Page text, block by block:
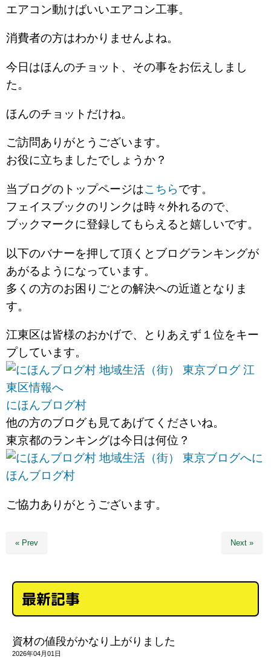
エアコン動けばいいエアコン工事。
消費者の方はわかりませんよね。
今日はほんのチョット、その事をお伝えしまし
た。
ほんのチョットだけね。
ご訪問ありがとうございます。
お役に立ちましたでしょうか？
当ブログのトップページはこちらです。
フェイスブックのリンクは時々外れるので、
ブックマークに登録してもらえると嬉しいです。
以下のバナーを押して頂くとブログランキングが
あがるようになっています。
多くの方のお困りごとの解決への近道となりま
す。
江東区は皆様のおかげで、とりあえず１位をキー
プしています。
にほんブログ村
他の方のブログも見てあげてくださいね。
東京都のランキングは今日は何位？
に
ほんブログ村
ご協力ありがとうございます。
« Prev Next »
最新記事
資材の値段がかなり上がりました
2026年04月01日